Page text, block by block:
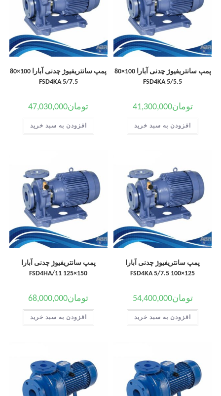
پمپ سانتریفیوژ چدنی آبارا 100×80
FSD4KA 5/5.5
تومان41,300,000
افزودن به سبد خرید
پمپ سانتریفیوژ چدنی آبارا 100×80
FSD4KA 5/7.5
تومان47,030,000
افزودن به سبد خرید
پمپ سانتریفیوژ چدنی آبارا
125×100 FSD4KA 5/7.5
تومان54,400,000
افزودن به سبد خرید
پمپ سانتریفیوژ چدنی آبارا
150×125 FSD4HA/11
تومان68,000,000
افزودن به سبد خرید